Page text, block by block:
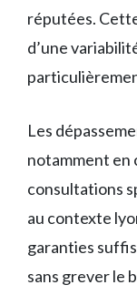
réputées.
d’une
Les
notamment en
consultations
au contexte
garanties
sans grever le